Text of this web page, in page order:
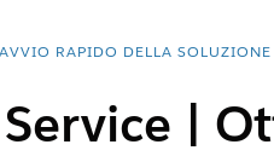
AVVIO RAPIDO DELLA
|